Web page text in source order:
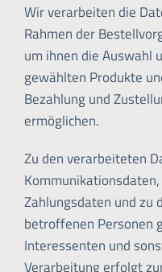
Wir verarbeiten die
Rahmen der
um ihnen die Auswahl
gewählten Produkte
Bezahlung und
ermöglichen.
Zu den verarbeiteten
Zahlungsdaten und zu
betroffenen Personen
Interessenten und
Verarbeitung erfolgt